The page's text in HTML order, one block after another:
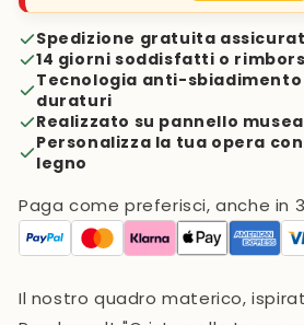
Spedizione gratuita
14 giorni soddisfatti o
Tecnologia anti-
duraturi
Realizzato su pannello
Personalizza la tua opera
legno
Paga come preferisci, anche in
Il nostro quadro materico,